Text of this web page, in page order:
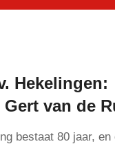
Hekelingen:
van de
bestaat 80 jaar, en